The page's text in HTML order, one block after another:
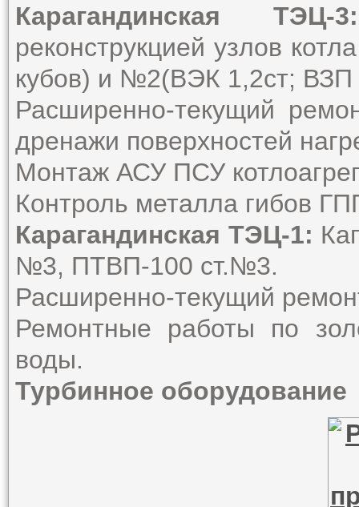
Карагандинская ТЭЦ-3:
реконструкцией узлов
кубов) и №2(ВЭК 1,2ст; ВЗП
Расширенно-текущий
дренажи поверхностей
Монтаж АСУ ПСУ
Контроль металла гибов
Карагандинская ТЭЦ-1:
№3, ПТВП-100 ст.№3.
Расширенно-текущий
Ремонтные работы по
воды.
Турбинное оборудование